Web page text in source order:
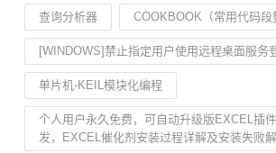
查询分析器 COOKBOOK（常用代码段
[WINDOWS]禁止指定用户使用远程桌面服务
单片机-KEIL模块化编程
个人用户永久免费，可自动升级版EXCEL插
发，EXCEL催化剂安装过程详解及安装失败